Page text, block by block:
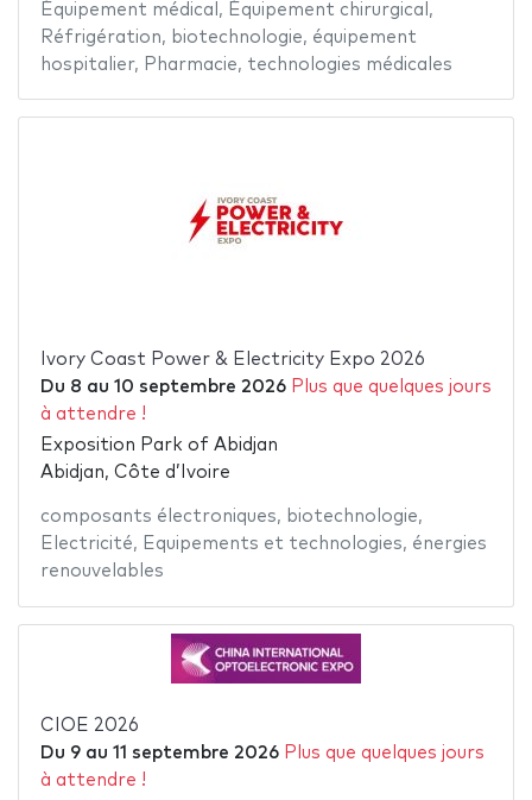
Équipement médical , Équipement chirurgical ,
Réfrigération, biotechnologie, équipement
hospitalier, Pharmacie, technologies médicales
Ivory Coast Power & Electricity Expo 2026
Du 8 au 10 septembre 2026 Plus que quelques jours
à attendre !
Exposition Park of Abidjan
Abidjan, Côte d’Ivoire
composants électroniques, biotechnologie,
Electricité, Equipements et technologies, énergies
renouvelables
CIOE 2026
Du 9au 11 septembre 2026 Plus que quelques jours
à attendre !